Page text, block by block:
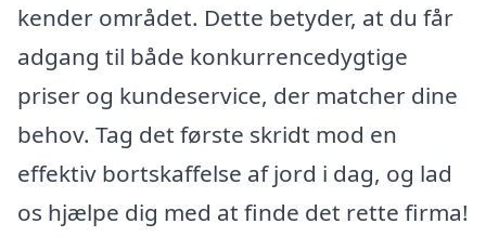
kender området. Dette betyder, at du får
adgang til både konkurrencedygtige
priser og kundeservice, der matcher dine
behov. Tag det første skridt mod en
effektiv bortskaffelse af jord i dag, og lad
os hjælpe dig med at finde det rette firma!